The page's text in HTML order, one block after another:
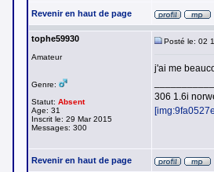
Revenir en haut de page
tophe59930
Amateur
Genre:
Statut: Absent
Age: 31
Inscrit le: 29 Mar 2015
Messages: 300
Posté le: 02
j'ai me
306 1.6i
Revenir en haut de page